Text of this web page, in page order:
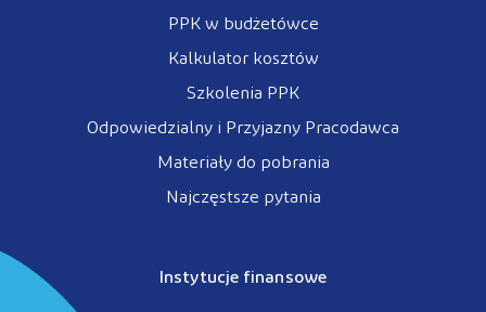
PPK w budżetówce
Kalkulator kosztów
Szkolenia PPK
Odpowiedzialny i Przyjazny Pracodawca
Materiały do pobrania
Najczęstsze pytania
Instytucje finansowe